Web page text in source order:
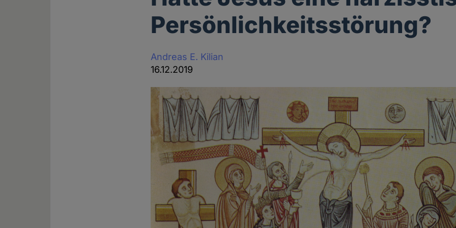
Persönlichkeitsstörung?
Andreas E. Kilian
16.12.2019